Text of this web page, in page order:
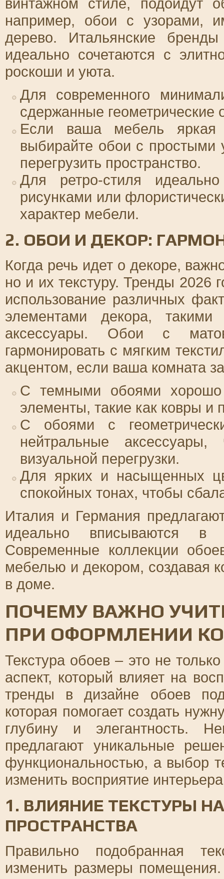
например, обои с узорами,
дерево. Итальянские
идеально сочетаются с
роскоши и уюта.
Для современного
сдержанные геометрические
Если ваша мебель
выбирайте обои с простыми
перегрузить пространство.
Для ретро-стиля
рисунками или
характер мебели.
2. ОБОИ И ДЕКОР:
Когда речь идет о декоре,
но и их текстуру. Тренды 2026
использование различных
элементами декора,
аксессуары. Обои с
гармонировать с мягким
акцентом, если ваша комната
С темными обоями хорошо
элементы, такие как ковры и
С обоями с
нейтральные
визуальной перегрузки.
Для ярких и насыщенных
спокойных тонах, чтобы
Италия и Германия
идеально вписываются в
Современные коллекции
мебелью и декором, создавая
в доме.
ПОЧЕМУ ВАЖНО
ПРИ ОФОРМЛЕНИИ
Текстура обоев – это не
аспект, который влияет на
тренды в дизайне обоев
которая помогает создать
глубину и элегантность.
предлагают уникальные
функциональностью, а выбор
изменить восприятие
1. ВЛИЯНИЕ ТЕКСТУРЫ
ПРОСТРАНСТВА
Правильно подобранная
изменить размеры